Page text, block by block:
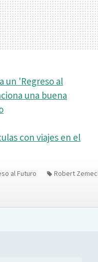
un 'Regreso al
una buena
con viajes en el
al Futuro Robert